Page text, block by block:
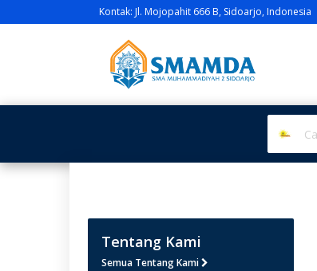
Kontak: Jl. Mojopahit 666 B, Sidoarjo, Indonesia
Tentang Kami
Semua Tentang Kami